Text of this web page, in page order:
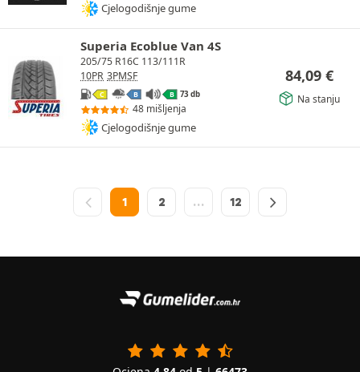
Cjelogodišnje gume
Superia Ecoblue Van 4S
205/75 R16C 113/111R
10PR 3PMSF
C B B 73 db
48 mišljenja
Cjelogodišnje gume
84,09 €
Na stanju
1 2 … 12